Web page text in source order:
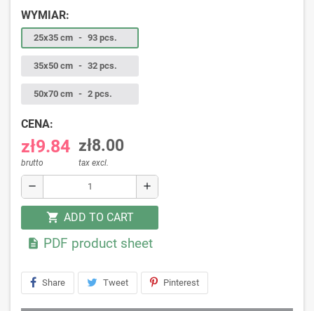
WYMIAR:
25x35 cm - 93 pcs.
35x50 cm - 32 pcs.
50x70 cm - 2 pcs.
CENA:
zł9.84
brutto
zł8.00
tax excl.
remove add
shopping_cart ADD TO CART
 PDF product sheet
Share Tweet Pinterest